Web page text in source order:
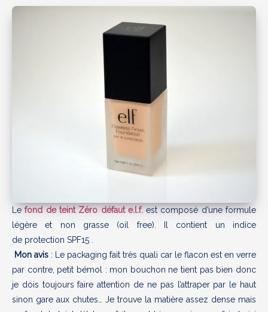
Lefond de teint Zéro défaut e.l.f.est composé d’une formule
légère et non grasse (oil free). Il contient un indice
de protection SPF15 .
Mon avis : Le packaging fait très quali car le flacon est en verre
par contre, petit bémol : mon bouchon ne tient pas bien donc
je dois toujours faire attention de ne pas l’attraper par le haut
sinon gare aux chutes… Je trouve la matière assez dense mais